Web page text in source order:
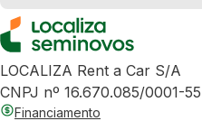
LOCALIZA Rent a Car S/A
CNPJ nº 16.670.085/0001-55
Financiamento